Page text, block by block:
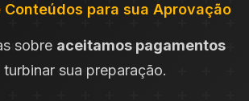
para sua Aprovação
sobre aceitamos pagamentos
turbinar sua preparação.